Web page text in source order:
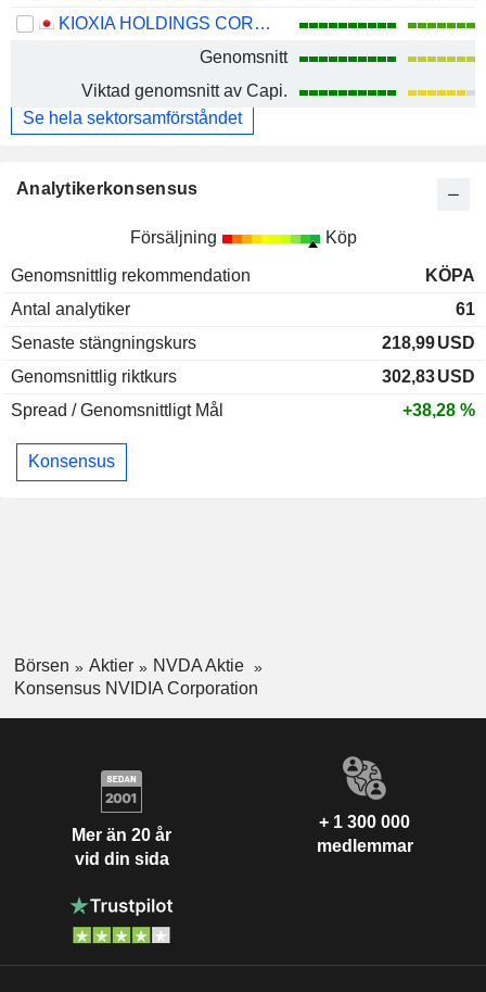
KIOXIA HOLDINGS CORPORATION
Genomsnitt
Viktad genomsnitt av Capi.
Se hela sektorsamförståndet
Analytikerkonsensus
Försäljning Köp
Genomsnittlig rekommendation
KÖPA
Antal analytiker
61
Senaste stängningskurs
218,99USD
Genomsnittlig riktkurs
302,83USD
Spread / Genomsnittligt Mål
+38,28 %
Konsensus
Börsen Aktier
NVDA Aktie
Konsensus NVIDIA Corporation
Mer än 20 år
vid din sida
+ 1 300 000
medlemmar